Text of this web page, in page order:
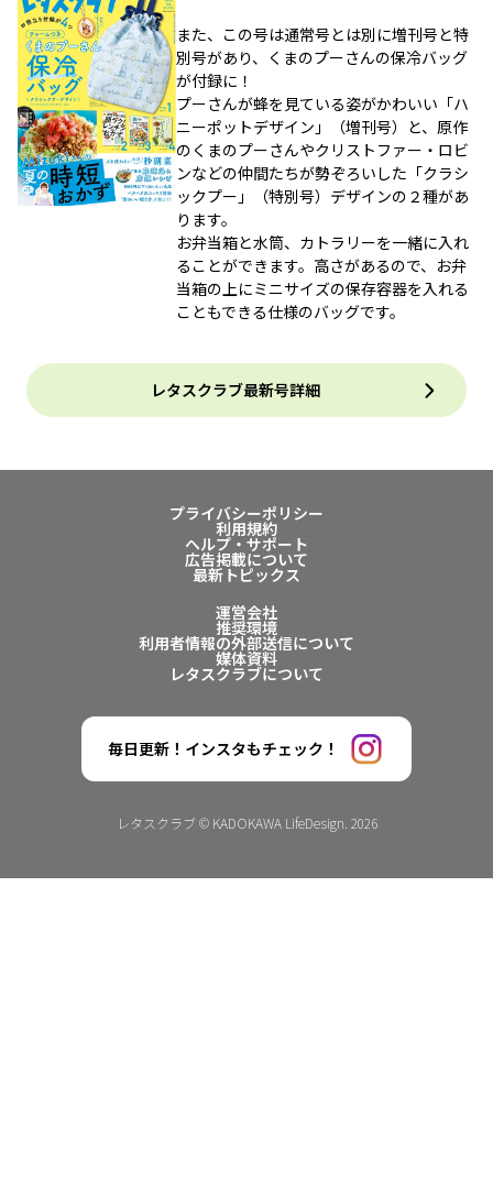
また、この号は通常号とは別に増刊号と特
別号があり、くまのプーさんの保冷バッグ
が付録に！
プーさんが蜂を見ている姿がかわいい「ハ
ニーポットデザイン」（増刊号）と、原作
のくまのプーさんやクリストファー・ロビ
ンなどの仲間たちが勢ぞろいした「クラシ
ックプー」（特別号）デザインの２種があ
ります。
お弁当箱と水筒、カトラリーを一緒に入れ
ることができます。高さがあるので、お弁
当箱の上にミニサイズの保存容器を入れる
こともできる仕様のバッグです。
レタスクラブ最新号詳細
プライバシーポリシー
利用規約
ヘルプ・サポート
広告掲載について
最新トピックス
運営会社
推奨環境
利用者情報の外部送信について
媒体資料
レタスクラブについて
毎日更新！インスタもチェック！
レタスクラブ © KADOKAWA LifeDesign. 2026